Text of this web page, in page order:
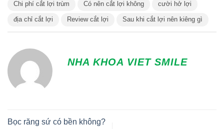
Chi phí cắt lợi trùm Có nên cắt lợi không cười hở lợi
địa chỉ cắt lợi Review cắt lợi Sau khi cắt lợi nên kiêng gì
NHA KHOA VIET SMILE
Bọc răng sứ có bền không?